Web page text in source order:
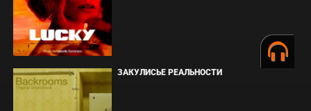
ЗАКУЛИСЬЕ РЕАЛЬНОСТИ